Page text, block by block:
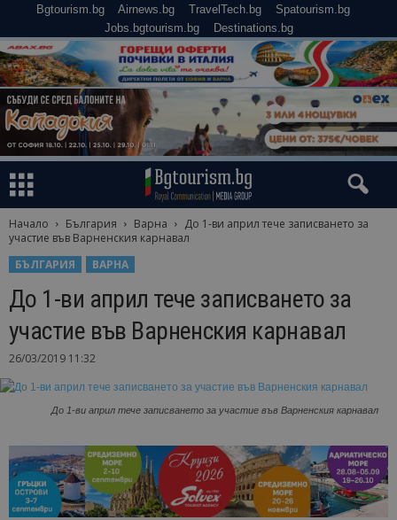
Bgtourism.bg Airnews.bg TravelTech.bg
Spatourism.bg
Jobs.bgtourism.bg
Destinations.bg
Начало България Варна
До 1-ви април тече записването за
участие във Варненския карнавал
БЪЛГАРИЯ
ВАРНА
До 1-ви април тече записването за
участие във Варненския карнавал
26/03/2019 11:32
До 1-ви април тече записването за участие във Варненския карнавал